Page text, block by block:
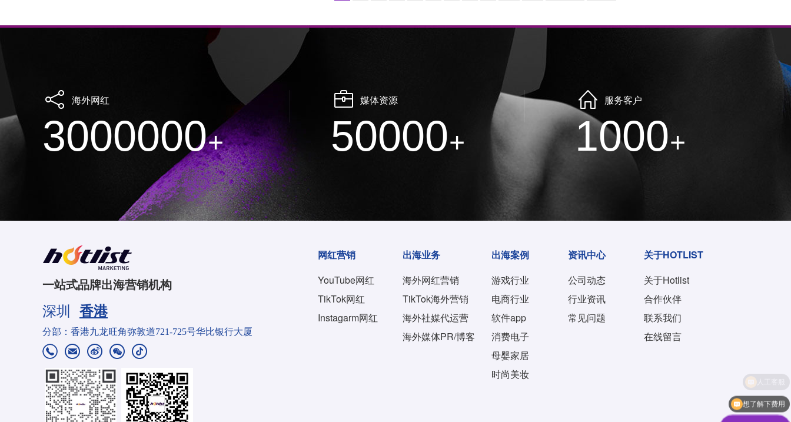
海外网红
3000000+
媒体资源
50000+
服务客户
1000+
一站式品牌出海营销机构
深圳 香港
分部：香港九龙旺角弥敦道721-725号华比银行大厦
网红营销
YouTube网红
TikTok网红
Instagarm网红
出海业务
海外网红营销
TikTok海外营销
海外社媒代运营
海外媒体PR/博客
出海案例
游戏行业
电商行业
软件app
消费电子
母婴家居
时尚美妆
资讯中心
公司动态
行业资讯
常见问题
关于HOTLIST
关于Hotlist
合作伙伴
联系我们
在线留言
想了解下费用